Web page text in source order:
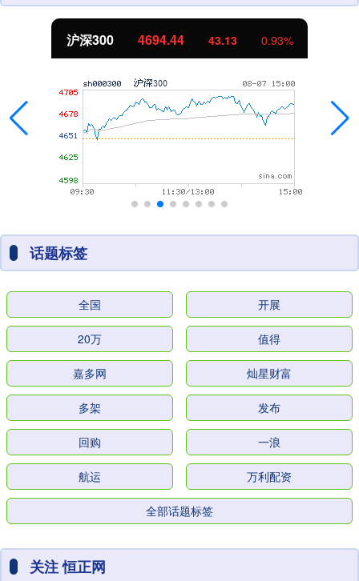
沪深300 4694.44 43.13 0.93%
话题标签
全国 开展
20万 值得
嘉多网 灿星财富
多架 发布
回购 一浪
航运 万利配资
全部话题标签
关注 恒正网